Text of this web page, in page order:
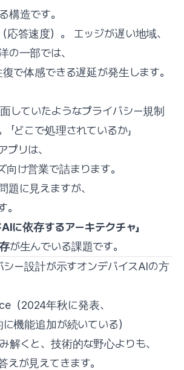
構造です。
応答速度）。 エッジが遅い地域、
の一部では、
で体感できる遅延が発生します。
していたようなプライバシー規制
「どこで処理されているか」
プリは、
向け営業で詰まります。
題に見えますが、
に依存するアーキテクチャ」
が生んでいる課題です。
シー設計が示すオンデバイスAIの方
（2024年秋に発表、
機能追加が続いている）
解くと、技術的な野心よりも、
えが見えてきます。